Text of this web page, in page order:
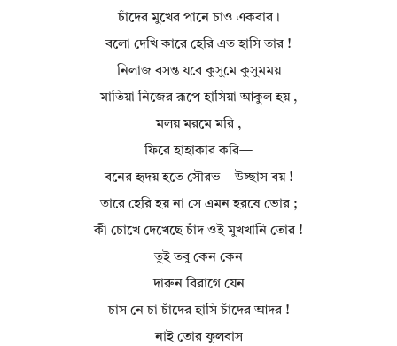
চাঁদের মুখের পানে চাও একবার।
বলো দেখি কারে হেরি এত হাসি তার !
নিলাজ বসন্ত যবে কুসুমে কুসুমময়
মাতিয়া নিজের রূপে হাসিয়া আকুল হয় ,
মলয় মরমে মরি ,
ফিরে হাহাকার করি—
বনের হৃদয় হতে সৌরভ – উচ্ছাস বয় !
তারে হেরি হয় না সে এমন হরষে ভোর ;
কী চোখে দেখেছে চাঁদ ওই মুখখানি তোর !
তুই তবু কেন কেন
দারুন বিরাগে যেন
চাস নে চা চাঁদের হাসি চাঁদের আদর !
নাই তোর ফুলবাস